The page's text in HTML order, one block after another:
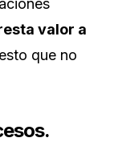
valor a
que no